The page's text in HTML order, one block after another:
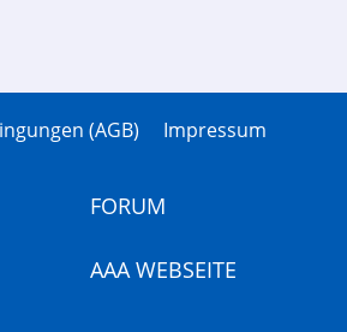
(AGB) Impressum
FORUM
AAA WEBSEITE